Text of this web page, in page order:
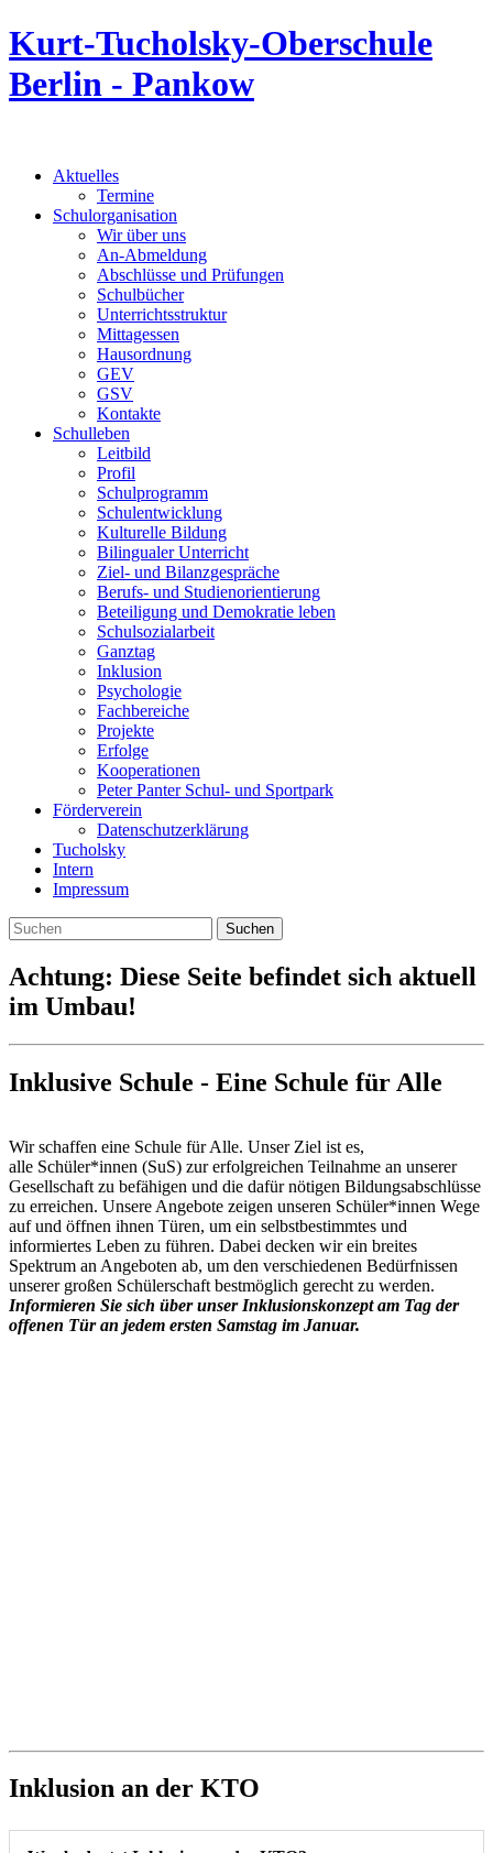
Kurt-Tucholsky-Oberschule
Berlin - Pankow
Aktuelles
Termine
Schulorganisation
Wir über uns
An-Abmeldung
Abschlüsse und Prüfungen
Schulbücher
Unterrichtsstruktur
Mittagessen
Hausordnung
GEV
GSV
Kontakte
Schulleben
Leitbild
Profil
Schulprogramm
Schulentwicklung
Kulturelle Bildung
Bilingualer Unterricht
Ziel- und Bilanzgespräche
Berufs- und Studienorientierung
Beteiligung und Demokratie leben
Schulsozialarbeit
Ganztag
Inklusion
Psychologie
Fachbereiche
Projekte
Erfolge
Kooperationen
Peter Panter Schul- und Sportpark
Förderverein
Datenschutzerklärung
Tucholsky
Intern
Impressum
Suchen
Achtung: Diese Seite befindet sich aktuell
im Umbau!
Inklusive Schule - Eine Schule für Alle
Wir schaffen eine Schule für Alle. Unser Ziel ist es,
alle Schüler*innen (SuS) zur erfolgreichen Teilnahme an unserer
Gesellschaft zu befähigen und die dafür nötigen Bildungsabschlüsse
zu erreichen. Unsere Angebote zeigen unseren Schüler*innen Wege
auf und öffnen ihnen Türen, um ein selbstbestimmtes und
informiertes Leben zu führen. Dabei decken wir ein breites
Spektrum an Angeboten ab, um den verschiedenen Bedürfnissen
unserer großen Schülerschaft bestmöglich gerecht zu werden.
Informieren Sie sich über unser Inklusionskonzept am Tag der
offenen Tür an jedem ersten Samstag im Januar.
Inklusion an der KTO